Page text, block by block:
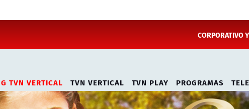
CORPORATIVO
TVN VERTICAL TVN VERTICAL TVN PLAY PROGRAMAS